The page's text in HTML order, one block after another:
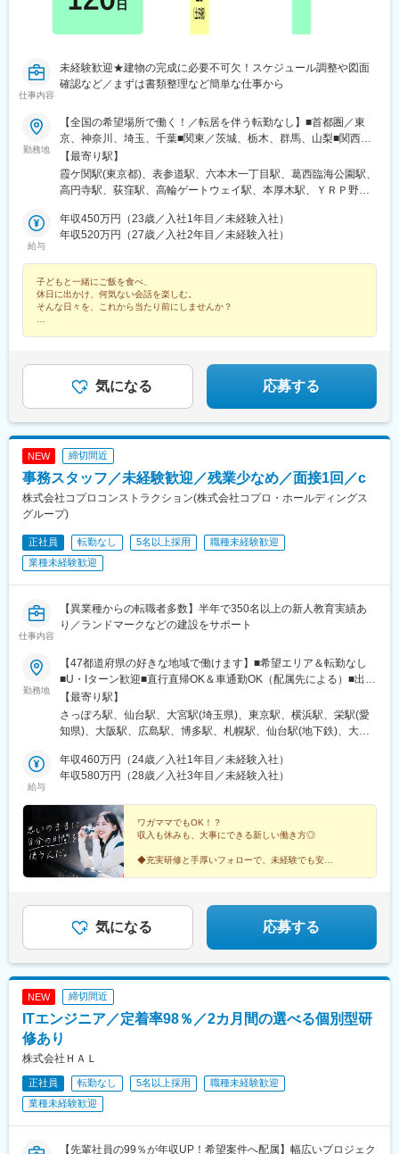
仕事内容
未経験歓迎★建物の完成に必要不可欠！スケジュール調整や図面
確認など／まずは書類整理など簡単な仕事から
勤務地
【全国の希望場所で働く！／転居を伴う転勤なし】■首都圏／東
京、神奈川、埼玉、千葉■関東／茨城、栃木、群馬、山梨■関西／
大阪、兵庫、京都、奈良、和歌山、滋賀■中部／愛知、岐阜、三
重、静岡■北信越／新潟、富山、石川、福井、長野■北海道・東北
／北海道、青森、秋田、岩手、宮城、福島、山形■中四国／鳥取、
佐賀、長崎、大分、熊本、宮崎、鹿児島、沖縄【事業所住所】■東
京本社／東京都千代田区2番町3番地5麹町三葉ビル3階■キャリア
階■関西支店／大阪府大阪市中央区平野町2丁目4-9 淀屋橋PREX2
階■中部支店／愛知県名古屋市中村区名駅3-4-10 アルティメイト
名駅1st 4階■東北支店／宮城県仙台市宮城野区榴岡4-5-5 KTビル3
階■北海道支店／北海道札幌市北区7条西2-20 NCO札幌駅北口2
【最寄り駅】
霞ケ関駅(東京都)、表参道駅、六本木一丁目駅、葛西臨海公園駅、
高円寺駅、荻窪駅、高輪ゲートウェイ駅、本厚木駅、ＹＲＰ野比
谷保駅、テレコムセンター駅、飛田給駅、高松駅(東京都)、昭和島
駅、拝島駅、北赤羽駅、柴崎体育館駅、西馬込駅、内幸町駅、東
駅、清瀬駅、萩山駅、富士見ケ丘駅、立川南駅、押上駅、日比谷
駅、新福井駅、梅島駅、西武球場前駅、荒川車庫前駅、代田橋
河辺の森駅、西栗栖駅、三郷中央駅、鴨居駅、青砥駅、新高島平
川駅、天神川駅、栗平駅、北鎌倉駅、青梅駅、昭和駅、森下駅(東
京都)、相原駅、大崎駅、落合南長崎駅、大和駅(神奈川県)、鶴間
(和歌山県)、六浦駅、国分寺駅、小菅駅、三ノ輪駅、稲城駅、不動
前駅、太閤通駅、林崎松江海岸駅、六会日大前駅、植田駅(名古屋
市営)、上野毛駅、南御殿場駅、伊勢原駅、亀有駅、黒松内駅、新
中野駅、谷塚駅、志村三丁目駅、南砂町駅、三河島駅、千駄木
駅、瑞江駅、木場駅(東京都)、相模大塚駅、上北台駅、大師橋駅、
込柳町駅、新座駅、麻布十番駅、平井駅(東京都)、一之江駅、赤土
小学校前駅、久我山駅、駒沢大学駅、本庄早稲田駅、東あずま
橋駅、池袋駅、若葉台駅、京王よみうりランド駅、羽後牛島駅、
新馬場駅、由仁駅、大鳥居駅、京成関屋駅、袖ケ浦駅、櫟本駅、
知駅、平津駅、上社駅、甚目寺駅、川越富洲原駅、春田駅、長泉
なめり駅、古庄駅、芝川駅、富士岡駅、門出駅、千城台駅、室蘭
駅、上板橋駅、大和田駅(北海道)、阿佐ケ谷駅、上永谷駅、雑色
駅、六町駅、港町駅、鮫洲駅、日進駅(北海道)、丸亀駅、和田町
駅、武蔵砂川駅、港南台駅、亀山駅(三重県)、勝川駅、中山駅(神
奈川県)、ウッディタウン中央駅、聖蹟桜ケ丘駅、倉見駅、海老名
駅(相模線)、当麻寺駅、久里浜駅、羽島市役所前駅、木ノ下駅、本
郷台駅、玉川学園前駅、古淵駅、妙典駅、京成高砂駅、社家駅、
足立小台駅、前平公園駅、大森台駅、梶原駅、魚住駅、向日町
駅、三河一宮駅、浅野駅、木曽川駅、小牧駅、下麻生駅、園田
駅、北池袋駅、野跡駅、大学前駅(滋賀県)、石山寺駅、黄檗駅(奈
良線)、新井宿駅、矢川駅、芝浦ふ頭駅、宝塚駅、島氏永駅、北朝
霞駅、徳島駅、石原駅(京都府)、大村駅(兵庫県)、三石駅、五十鈴
ケ丘駅、関下有知駅、相模湖駅、木津駅(兵庫県)、東青山駅(三重
都)、東京国際クルーズターミナル駅、虎ノ門駅、程久保駅、代々
木八幡駅、小平駅、立川駅、有楽町駅、福井駅(福井県)、明大前
駅、両国駅(都営線)、中野富士見町駅、高速神戸駅、越中島駅、小
岩駅、八坂駅、菊川駅(東京都)、下神明駅、椎名町駅、京急東神奈
川駅、久寿川駅、荒川一中前駅、武蔵小山駅、名古屋駅、塩釜口
駅、中野新橋駅、日暮里駅(舎人ライナー)、本駒込駅、東長崎駅、
東門前駅、竹芝駅、若松河田駅、亀戸水神駅、東尾久三丁目駅、
大塚駅(東京都)、宮前平駅、神楽坂駅、青物横丁駅、穴守稲荷駅、
堀切駅、茶屋ケ坂駅、末広町駅(東京都)、本郷駅(愛知県)、赤羽橋
駅、六郷土手駅、品川シーサイド駅、京急久里浜駅、江吉良駅、
熊野前駅、立飛駅、神保町駅、東十条駅、安善駅、下板橋駅、明
治神宮前駅、虎ノ門ヒルズ駅、原宿駅、立川北駅、銀座駅、福井
駅、尾久駅、浅草橋駅、ハーバーランド駅、清澄白河駅、東白楽
給与
年収450万円（23歳／入社1年目／未経験入社）
年収520万円（27歳／入社2年目／未経験入社）
子どもと一緒にご飯を食べ、
休日に出かけ、何気ない会話を楽しむ。
そんな日々を、これから当たり前にしませんか？
★有給休暇（最大40日）
★ホワイト企業認定
気になる 応募する
NEW 締切間近
事務スタッフ／未経験歓迎／残業少なめ／面接1回／c
株式会社コプロコンストラクション(株式会社コプロ・ホールディングス
グループ)
正社員 転勤なし 5名以上採用
職種未経験歓迎
業種未経験歓迎
仕事内容
【異業種からの転職者多数】半年で350名以上の新人教育実績あ
り／ランドマークなどの建設をサポート
勤務地
【47都道府県の好きな地域で働けます】■希望エリア＆転勤なし
■U・Iターン歓迎■直行直帰OK＆車通勤OK（配属先による）■出張
のないワークスタイルも実現可能！【拠点所在地】■北海道…札幌
支店■東北…仙台支店（宮城・青森・岩手・秋田・山形・福島）■
関東…大宮支店（埼玉・栃木・群馬・茨城）、東京支店（東京・
知・長野・岐阜・三重・滋賀・静岡・石川・富山・福井・新潟）■
関西…大阪支店（大阪・京都・兵庫・奈良・和歌山）■中国・四
媛・徳島）■九州・沖縄…福岡支店（福岡・佐賀・長崎・熊本・大
分・宮崎・鹿児島・沖縄）※全国の各エリアに支店を展開していま
す。
【最寄り駅】
さっぽろ駅、仙台駅、大宮駅(埼玉県)、東京駅、横浜駅、栄駅(愛
知県)、大阪駅、広島駅、博多駅、札幌駅、仙台駅(地下鉄)、大手
町駅、祇園駅(福岡県)、大通駅、あおば通駅、三越前駅、新高島
駅、久屋大通駅、大阪梅田駅(阪急線)、猿猴橋町駅、櫛田神社前駅
給与
年収460万円（24歳／入社1年目／未経験入社）
年収580万円（28歳／入社3年目／未経験入社）
ワガママでもOK！？
収入も休みも、大事にできる新しい働き方◎
◆充実研修と手厚いフォローで、未経験でも安心
気になる 応募する
NEW 締切間近
ITエンジニア／定着率98％／2カ月間の選べる個別型研
修あり
株式会社ＨＡＬ
正社員 転勤なし 5名以上採用
職種未経験歓迎
業種未経験歓迎
【先輩社員の99％が年収UP！希望案件へ配属】幅広いプロジェク